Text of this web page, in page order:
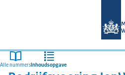
Alle nummers Inhoudsopgave